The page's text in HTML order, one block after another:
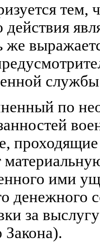
действия
же
по
ими
денежного
за